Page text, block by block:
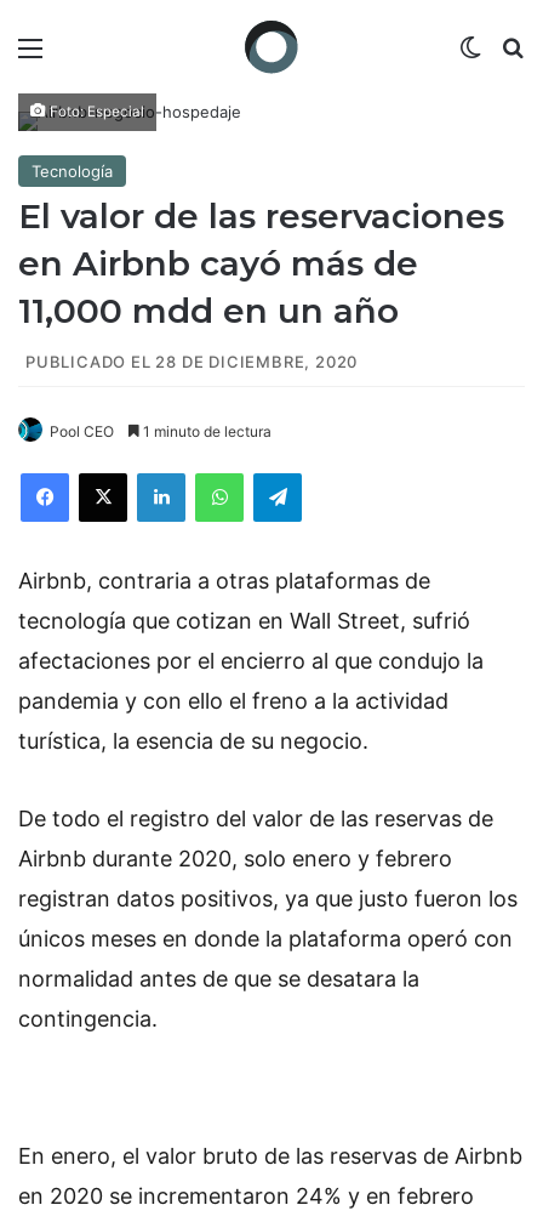
Foto: Especial
Tecnología
El valor de las reservaciones
en Airbnb cayó más de
11,000 mdd en un año
PUBLICADO EL 28 DE DICIEMBRE, 2020
Pool CEO 1 minuto de lectura
Airbnb, contraria a otras plataformas de
tecnología que cotizan en Wall Street, sufrió
afectaciones por el encierro al que condujo la
pandemia y con ello el freno a la actividad
turística, la esencia de su negocio.
De todo el registro del valor de las reservas de
Airbnb durante 2020, solo enero y febrero
registran datos positivos, ya que justo fueron los
únicos meses en donde la plataforma operó con
normalidad antes de que se desatara la
contingencia.
En enero, el valor bruto de las reservas de Airbnb
en 2020 se incrementaron 24% y en febrero